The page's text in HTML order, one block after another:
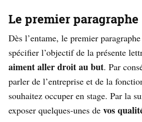
Le premier paragraphe
Dès l’entame, le premier
spécifier l’objectif de la présente
aiment aller droit au but. Par
parler de l’entreprise et de la
souhaitez occuper en stage. Par la
exposer quelques-unes de vos